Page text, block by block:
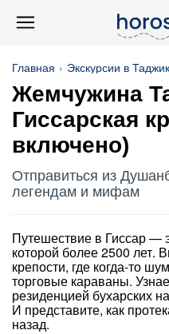
Главная Экскурсии в
Жемчужина
Гиссарская
включено)
Отправиться из
легендам и мифам
Путешествие в Гиссар —
которой более 2500 лет.
крепости, где когда-то
торговые караваны.
резиденцией бухарских
И представите, как
назад.